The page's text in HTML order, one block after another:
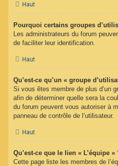
Haut
Pourquoi certains groupes
Les administrateurs du forum
de faciliter leur identification.
Haut
Qu’est-ce qu’un « groupe
Si vous êtes membre de plus d’un
afin de déterminer quelle sera la
du forum peuvent vous autoriser à
panneau de contrôle de l’utilisateur.
Haut
Qu’est-ce que le lien « L’équipe »
Cette page liste les membres de